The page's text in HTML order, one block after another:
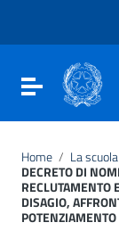
Vai al footer
Attiva /
Home / La scuola
DECRETO DI
RECLUTAMENTO
DISAGIO,